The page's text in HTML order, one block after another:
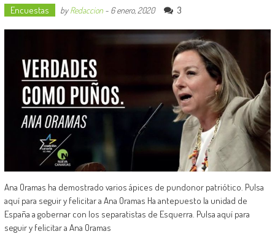
Encuestas byRedaccion- 6 enero, 2020 3
Ana Oramas ha demostrado varios ápices de pundonor patriótico. Pulsa
aquí para seguir y felicitar a Ana Oramas Ha antepuesto la unidad de
España a gobernar con los separatistas de Esquerra. Pulsa aquí para
seguir y felicitar a Ana Oramas